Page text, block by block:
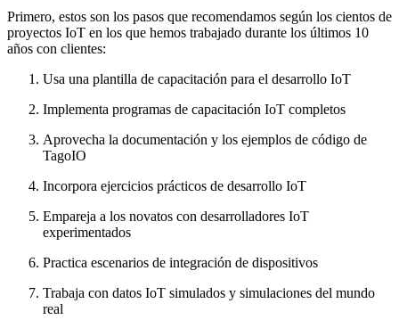
Primero, estos son los pasos que recomendamos según los cientos de
proyectos IoT en los que hemos trabajado durante los últimos 10
años con clientes:
Usa una plantilla de capacitación para el desarrollo IoT
Implementa programas de capacitación IoT completos
Aprovecha la documentación y los ejemplos de código de
TagoIO
Incorpora ejercicios prácticos de desarrollo IoT
Empareja a los novatos con desarrolladores IoT
experimentados
Practica escenarios de integración de dispositivos
Trabaja con datos IoT simulados y simulaciones del mundo
real